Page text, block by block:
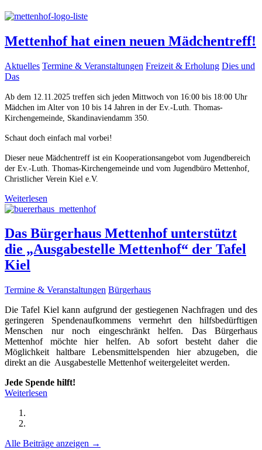
Mettenhof hat einen neuen Mädchentreff!
Aktuelles Termine & Veranstaltungen Freizeit & Erholung Dies und
Das
Ab dem 12.11.2025 treffen sich jeden Mittwoch von 16:00 bis 18:00 Uhr
Mädchen im Alter von 10 bis 14 Jahren in der Ev.-Luth. Thomas-
Kirchengemeinde, Skandinaviendamm 350.
Schaut doch einfach mal vorbei!
Dieser neue Mädchentreff ist ein Kooperationsangebot vom Jugendbereich
der Ev.-Luth. Thomas-Kirchengemeinde und vom Jugendbüro Mettenhof,
Christlicher Verein Kiel e.V.
Weiterlesen
Das Bürgerhaus Mettenhof unterstützt
die „Ausgabestelle Mettenhof“ der Tafel
Kiel
Termine & Veranstaltungen Bürgerhaus
Die Tafel Kiel kann aufgrund der gestiegenen Nachfragen und des
geringeren Spendenaufkommens vermehrt den hilfsbedürftigen
Menschen nur noch eingeschränkt helfen. Das Bürgerhaus
Mettenhof möchte hier helfen. Ab sofort besteht daher die
Möglichkeit haltbare Lebensmittelspenden hier abzugeben, die
direkt an die Ausgabestelle Mettenhof weitergeleitet werden.
Jede Spende hilft!
Weiterlesen
Alle Beiträge anzeigen →